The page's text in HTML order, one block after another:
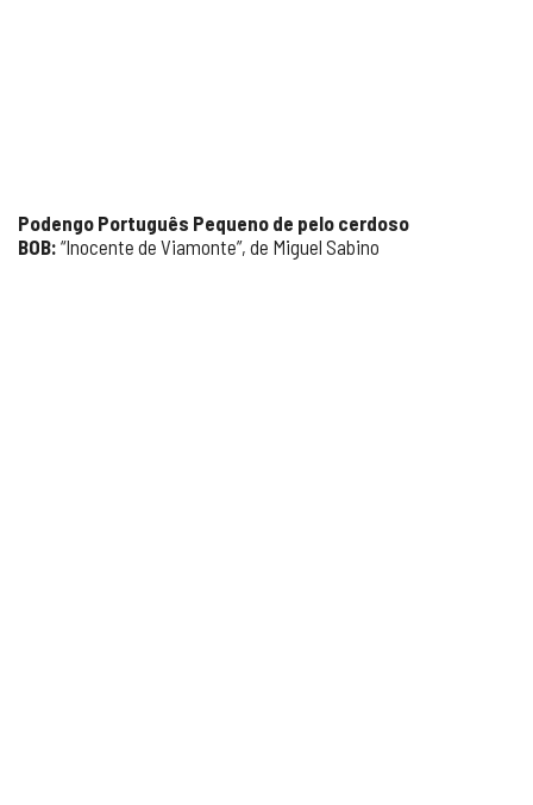
Podengo Português Pequeno de pelo cerdoso
BOB: “Inocente de Viamonte”, de Miguel Sabino